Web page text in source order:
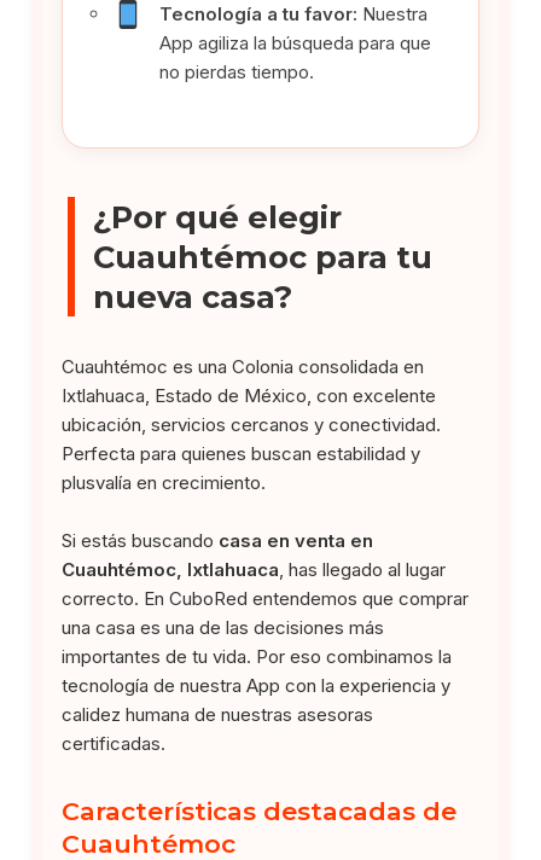
Tecnología a tu favor: Nuestra
App agiliza la búsqueda para que
no pierdas tiempo.
¿Por qué elegir
Cuauhtémoc para tu
nueva casa?
Cuauhtémoc es una Colonia consolidada en
Ixtlahuaca, Estado de México, con excelente
ubicación, servicios cercanos y conectividad.
Perfecta para quienes buscan estabilidad y
plusvalía en crecimiento.
Si estás buscando casa en venta en
Cuauhtémoc, Ixtlahuaca , has llegado al lugar
correcto. En CuboRed entendemos que comprar
una casa es una de las decisiones más
importantes de tu vida. Por eso combinamos la
tecnología de nuestra App con la experiencia y
calidez humana de nuestras asesoras
certificadas.
Características destacadas de
Cuauhtémoc